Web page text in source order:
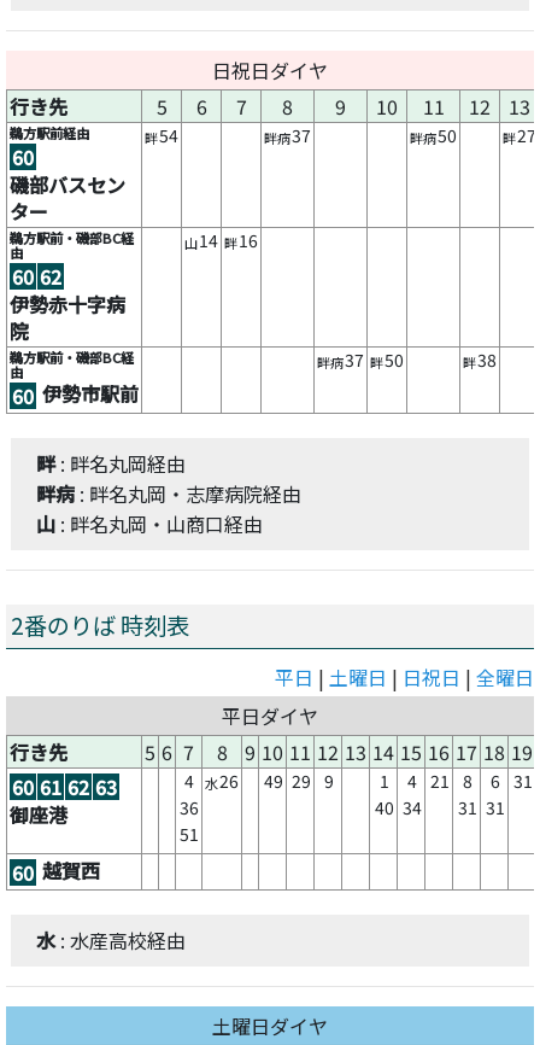
日祝日ダイヤ
行き先
5 6 7 8 9 10 11 12 13
鵜方駅前経由
60
磯部バスセン
ター
畔54 畔病37 畔病50 畔27
鵜方駅前・磯部BC経
由
60 62
伊勢赤十字病
院
山14 畔16
鵜方駅前・磯部BC経
由
60 伊勢市駅前
畔病37 畔50 畔38
畔: 畔名丸岡経由
畔病 : 畔名丸岡・志摩病院経由
山 : 畔名丸岡・山商口経由
2番のりば 時刻表
平日 | 土曜日 | 日祝日 | 全曜日
平日ダイヤ
行き先
5 6 7 8 9 10 11 12 13 14 15 16 17 18 19
60 61 62 63
御座港
4
36
51
水26 49 29 9
1
40
4
34
21
8
31
6
31
31
60 越賀西
水: 水産高校経由
土曜日ダイヤ